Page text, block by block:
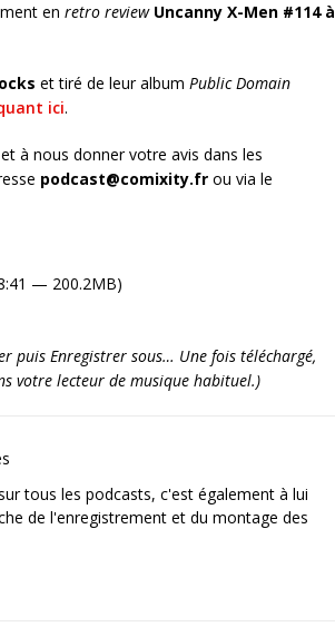
en retro review Uncanny X-Men #114 à
et tiré de leur album Public Domain
ici.
à nous donner votre avis dans les
podcast@comixity.fr ou via le
— 200.2MB)
puis Enregistrer sous… Une fois téléchargé,
votre lecteur de musique habituel.)
tous les podcasts, c'est également à lui
de l'enregistrement et du montage des